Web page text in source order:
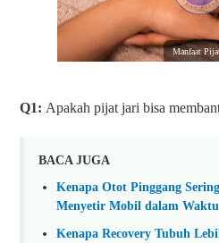
Manfaat
Q1: Apakah pijat jari bisa
BACA JUGA
Kenapa Otot Pinggang
Menyetir Mobil dalam
Kenapa Recovery Tubuh